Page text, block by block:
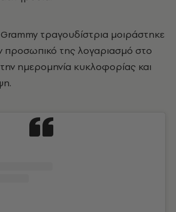
τραγουδίστρια μοιράστηκε
προσωπικό της λογαριασμό στο
ημερομηνία κυκλοφορίας και